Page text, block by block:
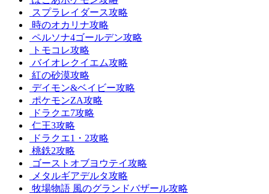
スプラレイダース攻略
時のオカリナ攻略
ペルソナ4ゴールデン攻略
トモコレ攻略
バイオレクイエム攻略
紅の砂漠攻略
デイモン&ベイビー攻略
ポケモンZA攻略
ドラクエ7攻略
仁王3攻略
ドラクエ1・2攻略
桃鉄2攻略
ゴーストオブヨウテイ攻略
メタルギアデルタ攻略
牧場物語 風のグランドバザール攻略